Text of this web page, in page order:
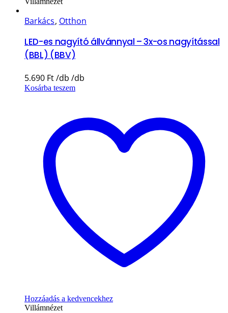
Barkács, Otthon
LED-es nagyító állvánnyal – 3x-os nagyítással
(BBL) (BBV)
5.690 Ft
Kosárba teszem
Hozzáadás a kedvencekhez
Villámnézet